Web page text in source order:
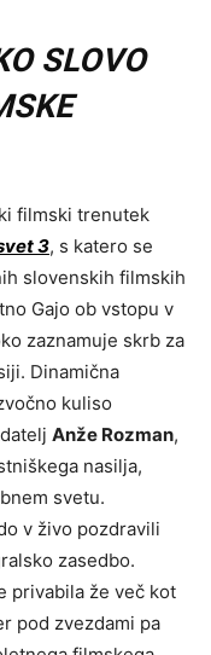
SLOVO
filmski trenutek
3, s katero se
slovenskih filmskih
Gajo ob vstopu v
zaznamuje skrb za
Dinamična
kuliso
Anže Rozman,
nasilja,
svetu.
v živo pozdravili
zasedbo.
privabila že več kot
pod zvezdami pa